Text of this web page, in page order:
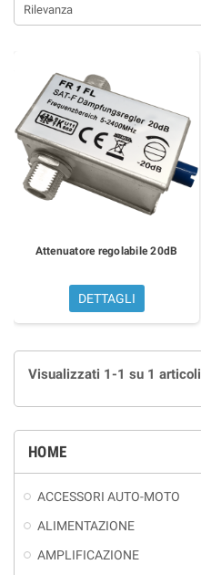
HOME
ACCESSORI AUTO-MOTO
ALIMENTAZIONE
AMPLIFICAZIONE
Rilevanza
Attenuatore regolabile 20dB
DETTAGLI
Visualizzati 1-1 su 1 articoli